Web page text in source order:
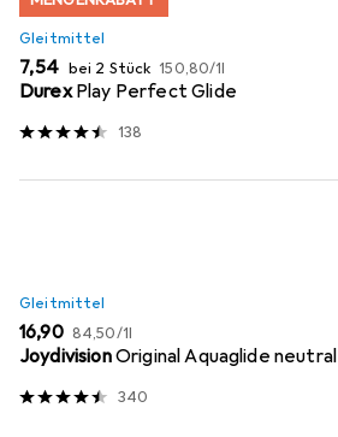
Gleitmittel
EUR
7,54 bei 2 Stück EUR
150,80/1l
Durex Play Perfect Glide
138
Gleitmittel
EUR
16,90 EUR
84,50/1l
JoydivisionOriginal Aquaglide neutral
340